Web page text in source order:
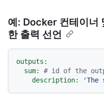
예: Docker 컨테이너
한 출력 선언
outputs:
sum:
# id of the
description:
'The